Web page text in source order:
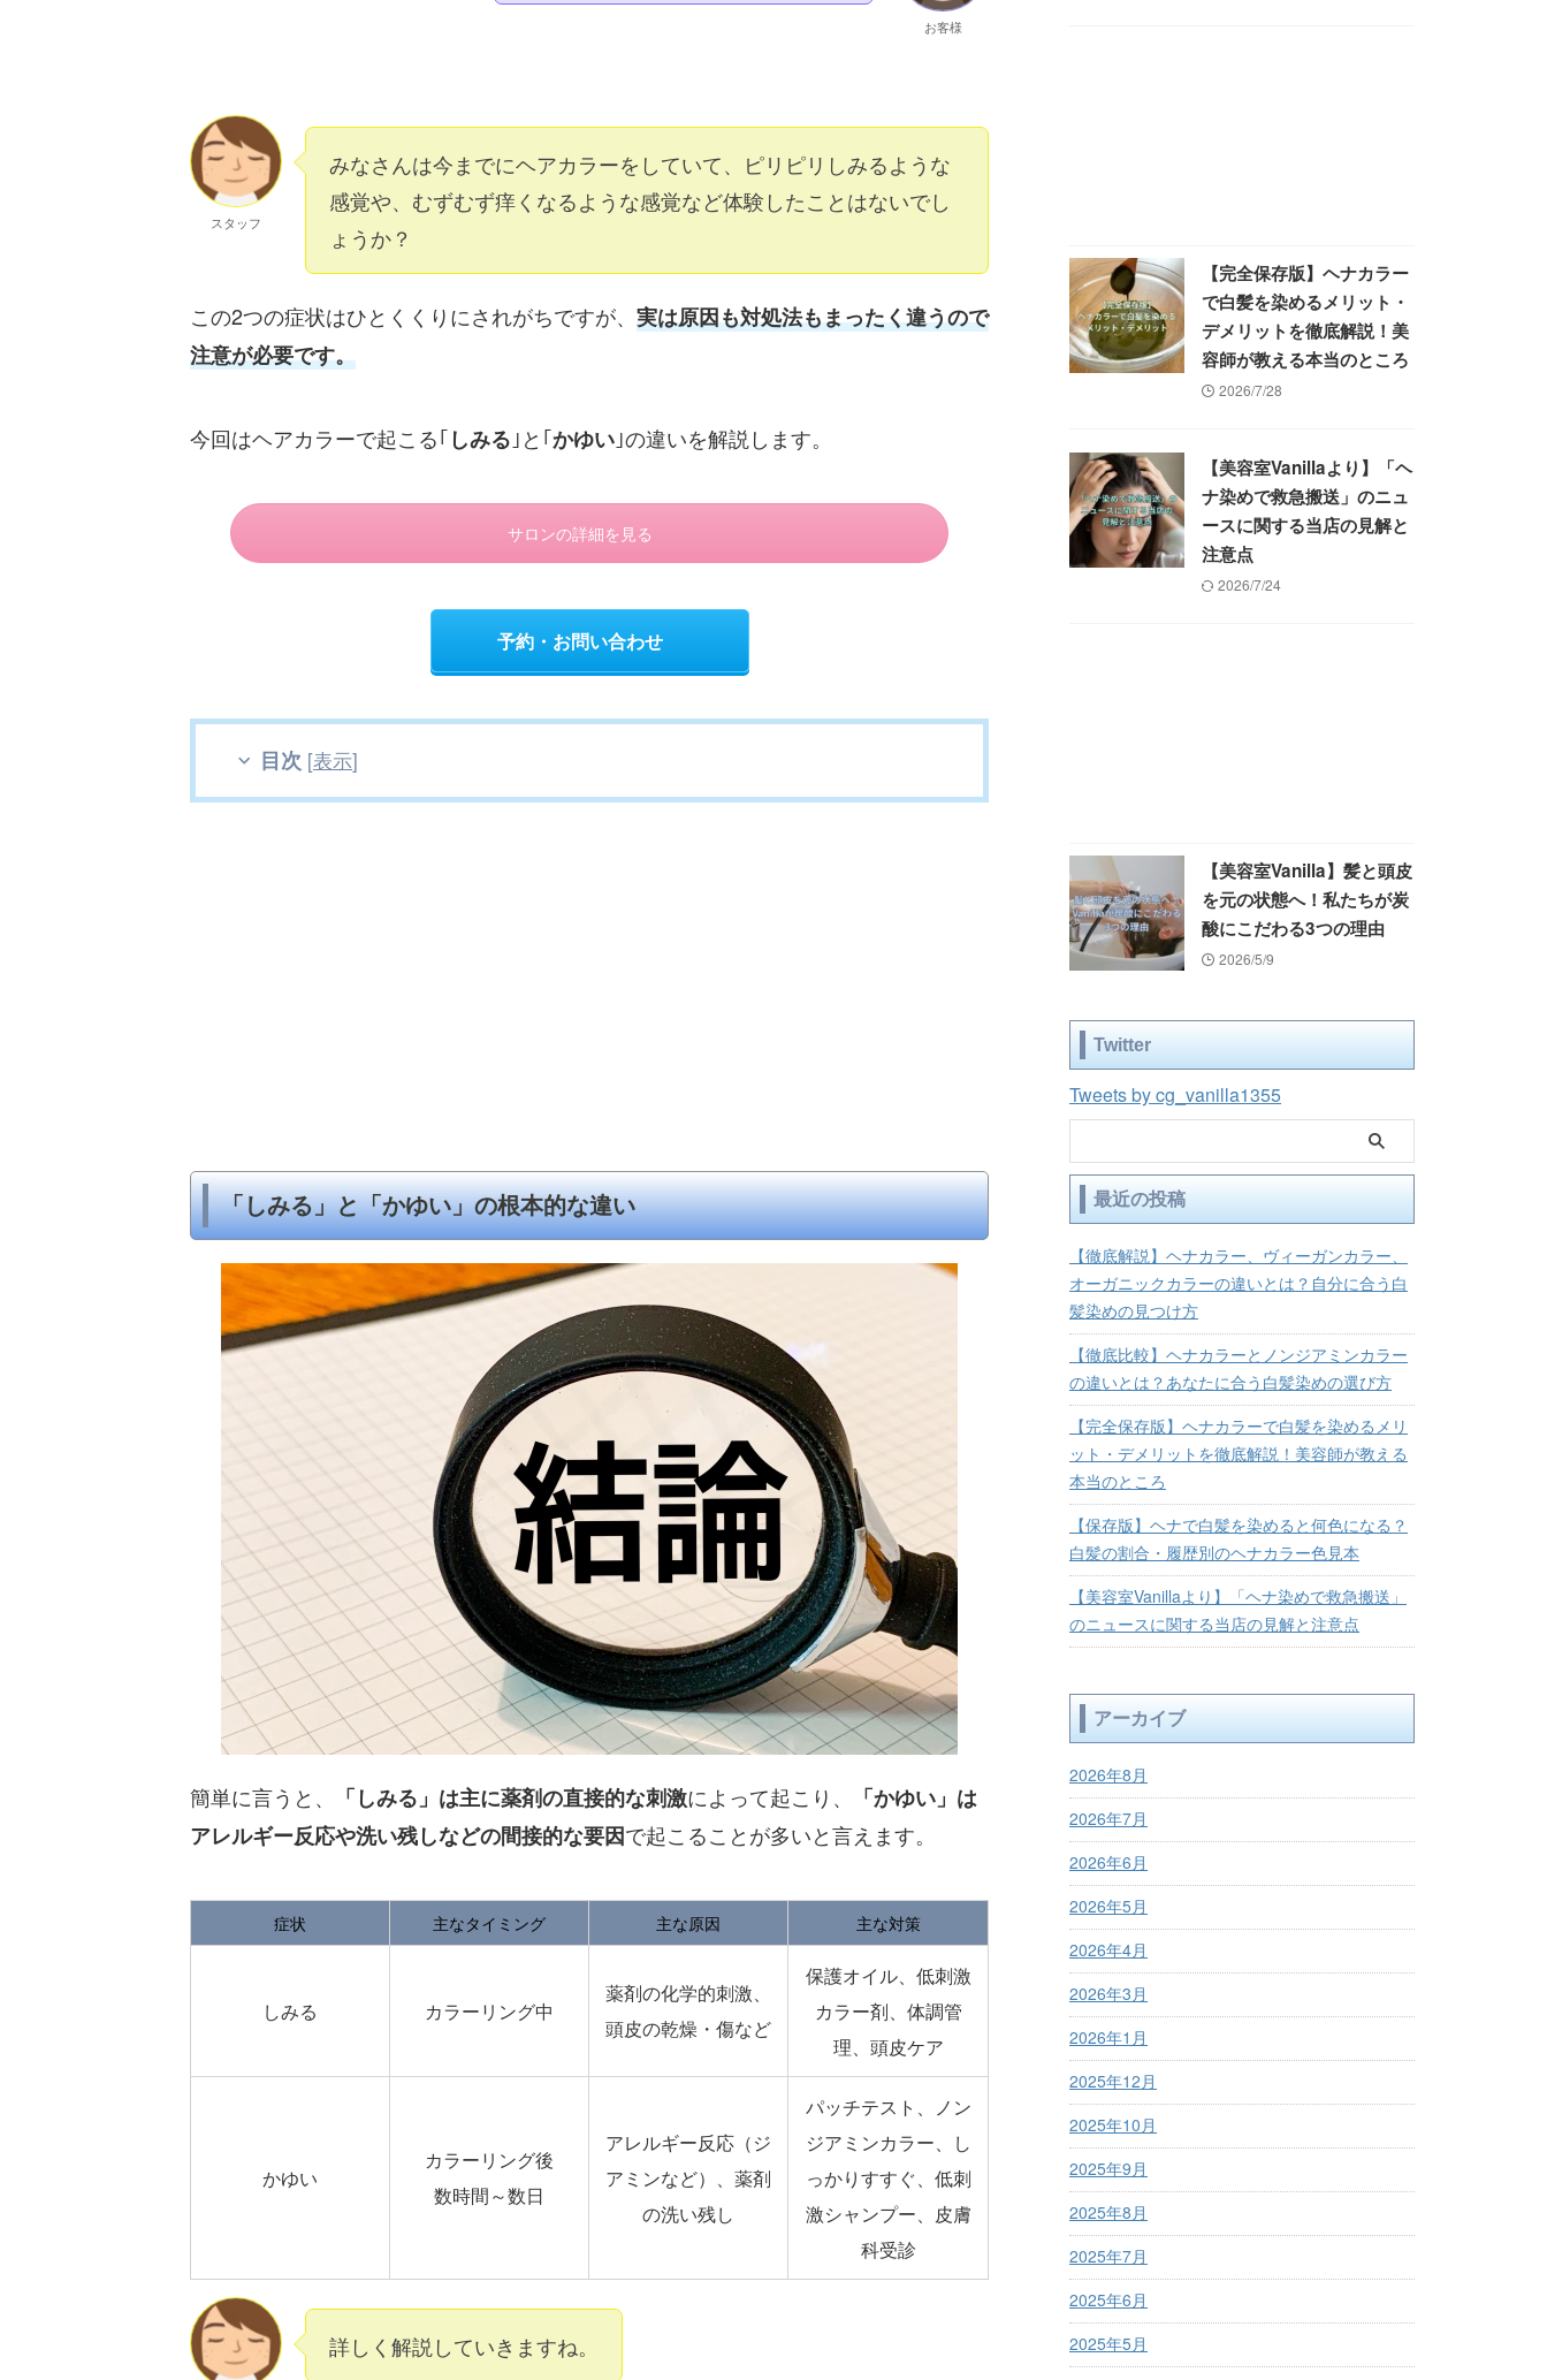
お客様
スタッフ
みなさんは今までにヘアカラーをしていて、ピリピリしみるような
感覚や、むずむず痒くなるような感覚など体験したことはないでし
ょうか？
この2つの症状はひとくくりにされがちですが、 実は原因も対処法もまったく違うので
注意が必要です。
今回はヘアカラーで起こる｢しみる ｣と｢かゆい｣の違いを解説します。
サロンの詳細を見る
予約・お問い合わせ
目次 [表示]
「しみる」と「かゆい」の根本的な違い
簡単に言うと、 「しみる」は主に薬剤の直接的な刺激によって起こり、
「かゆい」は
アレルギー反応や洗い残しなどの間接的な要因で起こることが多いと言えます。
症状 主なタイミング 主な原因 主な対策
しみる カラーリング中
薬剤の化学的刺激、
頭皮の乾燥・傷など
保護オイル、低刺激
カラー剤、体調管
理、頭皮ケア
かゆい
カラーリング後
数時間～数日
アレルギー反応（ジ
アミンなど）、薬剤
の洗い残し
パッチテスト、ノン
ジアミンカラー、し
っかりすすぐ、低刺
激シャンプー、皮膚
科受診
詳しく解説していきますね。
【完全保存版】ヘナカラー
で白髪を染めるメリット・
デメリットを徹底解説！美
容師が教える本当のところ
2026/7/28
【美容室Vanillaより】「ヘ
ナ染めで救急搬送」のニュ
ースに関する当店の見解と
注意点
2026/7/24
【美容室Vanilla】髪と頭皮
を元の状態へ！私たちが炭
酸にこだわる3つの理由
2026/5/9
Twitter
Tweets by cg_vanilla1355
最近の投稿
【徹底解説】ヘナカラー、ヴィーガンカラー、
オーガニックカラーの違いとは？自分に合う白
髪染めの見つけ方
【徹底比較】ヘナカラーとノンジアミンカラー
の違いとは？あなたに合う白髪染めの選び方
【完全保存版】ヘナカラーで白髪を染めるメリ
ット・デメリットを徹底解説！美容師が教える
本当のところ
【保存版】ヘナで白髪を染めると何色になる？
白髪の割合・履歴別のヘナカラー色見本
【美容室Vanillaより】「ヘナ染めで救急搬送」
のニュースに関する当店の見解と注意点
アーカイブ
2026年8月
2026年7月
2026年6月
2026年5月
2026年4月
2026年3月
2026年1月
2025年12月
2025年10月
2025年9月
2025年8月
2025年7月
2025年6月
2025年5月